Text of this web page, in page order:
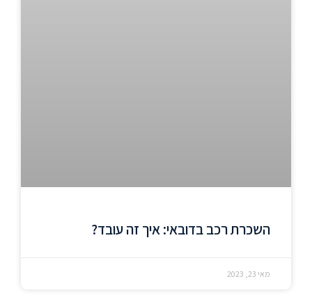
השכרת רכב בדובאי: איך זה עובד?
מאי 23, 2023